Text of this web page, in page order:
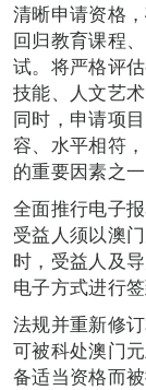
清晰申请资格
回归教育课程
试。将严格评
技能、人文艺
同时，申请项
容、水平相符
的重要因素之一
全面推行电子
受益人须以澳
时，受益人及
电子方式进行签
法规并重新修
可被科处澳门
备适当资格而被